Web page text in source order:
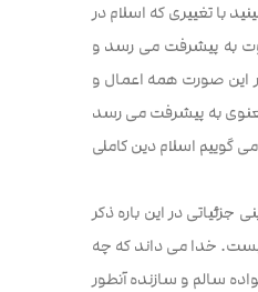
با تغییری که اسلام در
به پیشرفت می رسد و
این صورت همه اعمال و
به پیشرفت می رسد
اسلام دین کاملی
در این باره ذکر
خدا می داند که چه
سالم و سازنده آنطور